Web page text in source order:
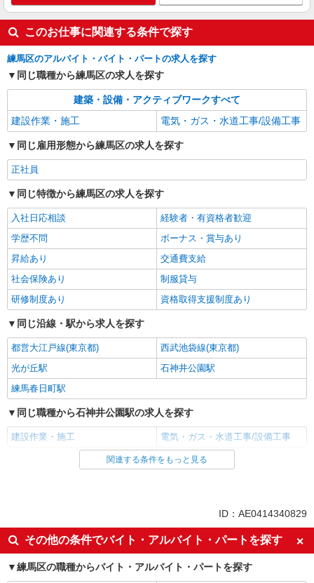
このお仕事に関連する条件で探す
練馬区のアルバイト・バイト・パートの求人を探す
同じ職種から練馬区の求人を探す
建築・設備・アクティブワークすべて
建設作業・施工
電気・ガス・水道工事/設備工事
同じ雇用形態から練馬区の求人を探す
正社員
同じ特徴から練馬区の求人を探す
入社日応相談
経験者・有資格者歓迎
学歴不問
ボーナス・賞与あり
昇給あり
交通費支給
社会保険あり
制服貸与
研修制度あり
資格取得支援制度あり
同じ沿線・駅から求人を探す
都営大江戸線(東京都)
西武池袋線(東京都)
光が丘駅
石神井公園駅
練馬春日町駅
同じ職種から石神井公園駅の求人を探す
建設作業・施工 電気・ガス・水道工事/設備工事
同じ雇用形態から石神井公園駅の求人を探す
入社日応相談
経験者・有資格者歓迎
学歴不問
ボーナス・賞与あり
昇給あり
交通費支給
関連する条件をもっと見る
ID：AE0414340829
その他の条件でバイト・アルバイト・パートを探す
練馬区の職種からバイト・アルバイト・パートを探す